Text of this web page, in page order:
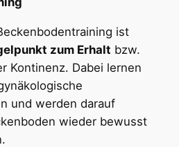
ist
zum Erhalt bzw.
Kontinenz. Dabei lernen
und werden darauf
wieder bewusst